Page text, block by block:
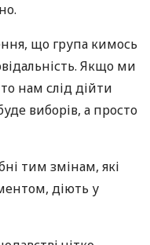
що група кимось
Якщо ми
нам слід дійти
виборів, а просто
тим змінам, які
діють у